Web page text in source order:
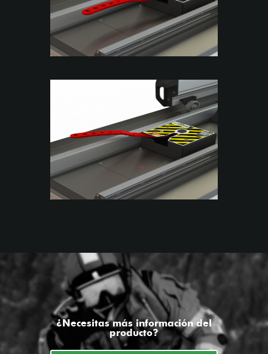
¿Necesitas más información del
producto?